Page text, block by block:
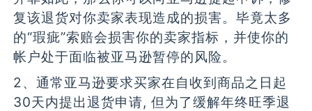
复该退货对你卖家表现造成的损害。毕竟太多
的“瑕疵”索赔会损害你的卖家指标，并使你的
帐户处于面临被亚马逊暂停的风险。
2、通常亚马逊要求买家在自收到商品之日起
30天内提出退货申请, 但为了缓解年终旺季退